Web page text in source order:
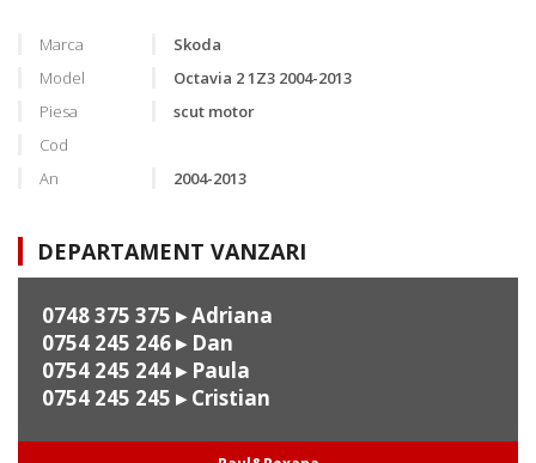
Marca
Skoda
Model
Octavia 2 1Z3 2004-2013
Piesa
scut motor
Cod
An
2004-2013
DEPARTAMENT VANZARI
0748 375 375 ▸ Adriana
0754 245 246▸ Dan
0754 245 244▸ Paula
0754 245 245 ▸ Cristian